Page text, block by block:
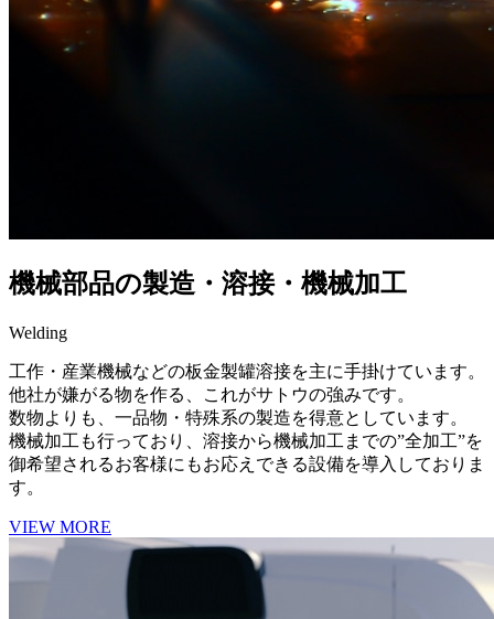
機械部品の製造・溶接・機械加工
Welding
工作・産業機械などの板金製罐溶接を主に手掛けています。
他社が嫌がる物を作る、これがサトウの強みです。
数物よりも、一品物・特殊系の製造を得意としています。
機械加工も行っており、溶接から機械加工までの”全加工”を
御希望されるお客様にもお応えできる設備を導入しておりま
す。
VIEW MORE